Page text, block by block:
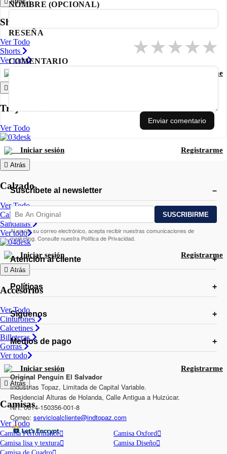
Shorts
Ver Todo
Shorts
Ver todo
Registrarme
Trajes de Baño
Ver Todo
Iniciar sesión Registrarme
Atrás
Calzado
Ver Todo
Calzado casual
Sandalias
Ver todo
Iniciar sesión Registrarme
Atrás
Accesorios
Ver Todo
Cinturones
Calcetines
Billeteras
Gorras
Ver todo
Iniciar sesión Registrarme
Atrás
Camisas
Ver Todo
Camisa Performance
Camisa Oxford
Camisa lisa y textura
Camisa Diseño
NOMBRE (OPCIONAL)
RESEÑA
★
★
★
★
★
COMENTARIO
Enviar comentario
Suscríbete al newsletter
Al enviar su correo electrónico, acepta recibir nuestras comunicaciones de
marketing. Consulte nuestra Política de Privacidad.
Atención al cliente
Políticas
Síguenos
Medios de pago
Original Penguin El Salvador
Industrias Topaz, Limitada de Capital Variable.
Residencial Alturas de Holanda, Calle Antigua a Huizúcar.
NIT: 0614-150356-001-8
Correo: servicioalcliente@indtopaz.com